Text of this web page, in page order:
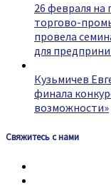
26 февраля на
торгово-
провела
для
Кузьмичев
финала
возможности»
Свяжитесь с нами